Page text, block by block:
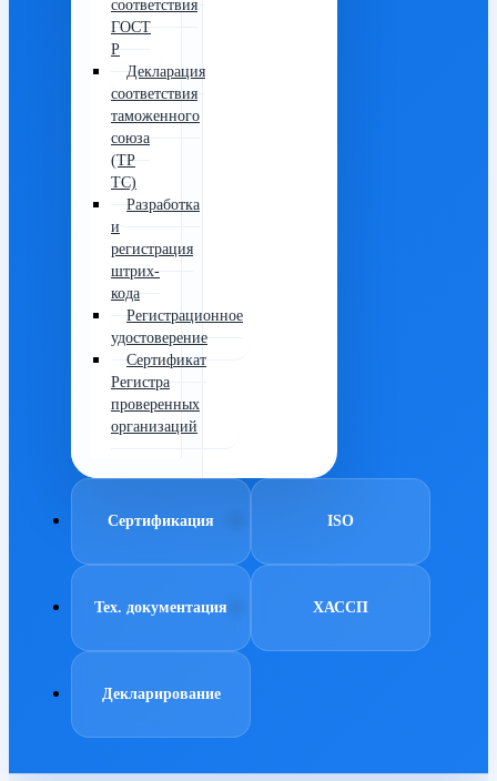
соответствия
ГОСТ
Р
Декларация
соответствия
таможенного
союза
(ТР
ТС)
Разработка
и
регистрация
штрих-
кода
Регистрационное
удостоверение
Сертификат
Регистра
проверенных
организаций
Сертификация ISO
Тех. документация ХАССП
Декларирование